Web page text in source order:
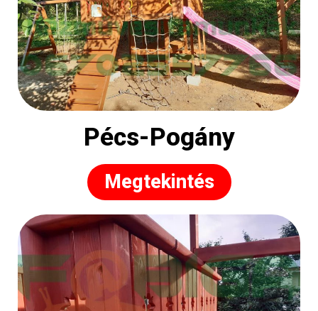
Pécs-Pogány
Megtekintés